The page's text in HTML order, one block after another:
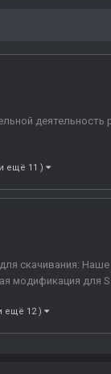
деятельность
ещё 11 )
скачивания:
модификация для
ещё 12 )